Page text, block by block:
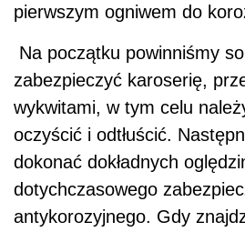
pierwszym ogniwem do
Na początku powinniśmy
zabezpieczyć karoserię,
wykwitami, w tym celu
oczyścić i odtłuścić.
dokonać dokładnych
dotychczasowego
antykorozyjnego. Gdy